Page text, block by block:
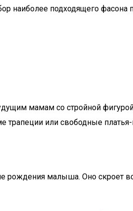
наиболее подходящего фасона
мамам со стройной
трапеции или свободные
малыша. Оно скроет